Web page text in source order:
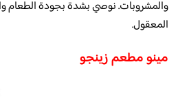
والمشروبات. نوصي بشدة بجودة الطعام
المعقول.
مينو مطعم زينجو